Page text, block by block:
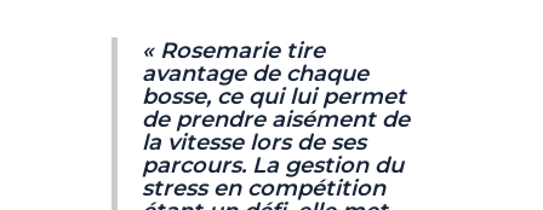
« Rosemarie tire
avantage de chaque
bosse, ce qui lui permet
de prendre aisément de
la vitesse lors de ses
parcours. La gestion du
stress en compétition